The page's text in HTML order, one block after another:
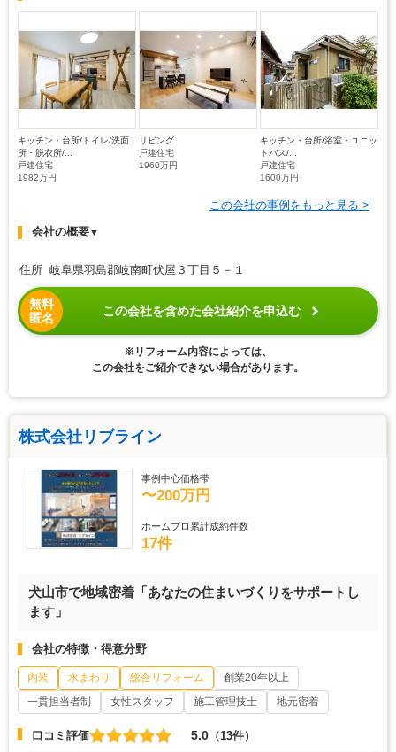
キッチン・台所/トイレ/洗面
所・脱衣所/...
戸建住宅
1982万円
リビング
戸建住宅
1960万円
キッチン・台所/浴室・ユニッ
トバス/...
戸建住宅
1600万円
この会社の事例をもっと見る >
会社の概要▼
住所 岐阜県羽島郡岐南町伏屋３丁目５－１
無料
匿名
この会社を含めた会社紹介を申込む
※リフォーム内容によっては、
この会社をご紹介できない場合があります。
株式会社リブライン
事例中心価格帯
〜200万円
ホームプロ累計成約件数
17件
犬山市で地域密着「あなたの住まいづくりをサポートし
ます」
会社の特徴・得意分野
内装 水まわり 総合リフォーム
創業20年以上
一貫担当者制
女性スタッフ 施工管理技士 地元密着
口コミ評価 5.0 （13件）